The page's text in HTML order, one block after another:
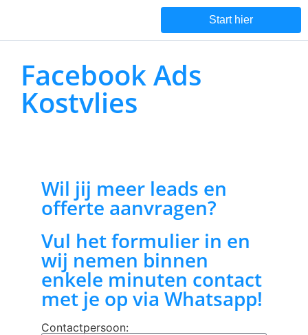
Start hier
Facebook Ads
Kostvlies
Wil jij meer leads en
offerte aanvragen?
Vul het formulier in en
wij nemen binnen
enkele minuten contact
met je op via Whatsapp!
Contactpersoon: